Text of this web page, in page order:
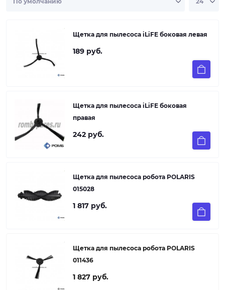
Щетка для пылеcоса iLiFE боковая левая
189 руб.
Щетка для пылеcоса iLiFE боковая
правая
242 руб.
Щетка для пылеcоса робота POLARIS
015028
1 817 руб.
Щетка для пылеcоса робота POLARIS
011436
1 827 руб.